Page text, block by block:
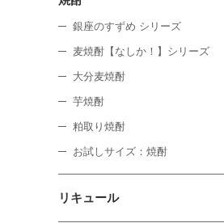
銀座のすずめ シリーズ
麦焼酎【なしか！】シリーズ
大分麦焼酎
芋焼酎
粕取り焼酎
お試しサイズ：焼酎
リキュール